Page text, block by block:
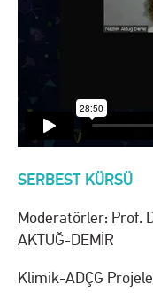
SERBEST KÜRSÜ
Moderatörler: Prof.
AKTUĞ-DEMİR
Klimik-ADÇG